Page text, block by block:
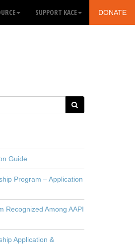
SUPPORT KACE DONATE
Guide
Program – Application
Recognized Among AAPI
Application &